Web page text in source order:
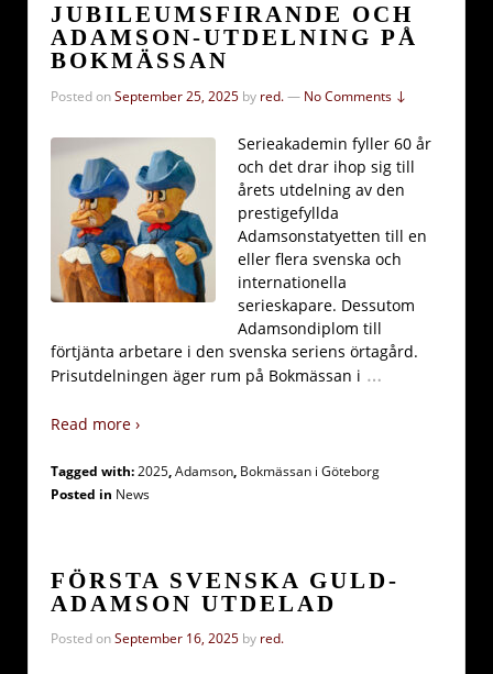
JUBILEUMSFIRANDE OCH
ADAMSON-UTDELNING PÅ
BOKMÄSSAN
Posted onSeptember 25, 2025 by red.— No Comments ↓
Serieakademin fyller 60 år
och det drar ihop sig till
årets utdelning av den
prestigefyllda
Adamsonstatyetten till en
eller flera svenska och
internationella
serieskapare. Dessutom
Adamsondiplom till
förtjänta arbetare i den svenska seriens örtagård.
Prisutdelningen äger rum på Bokmässan i …
Read more ›
Tagged with:2025,Adamson, Bokmässan i Göteborg
Posted in News
FÖRSTA SVENSKA GULD-
ADAMSON UTDELAD
Posted onSeptember 16, 2025 by red.